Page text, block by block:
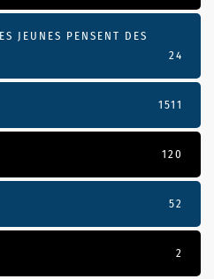
JEUNES PENSENT DES
24
1511
120
52
2